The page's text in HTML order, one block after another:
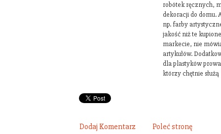
robótek ręcznych,
dekoracji do domu.
np. farby
jakość niż te
markecie, nie
artykułów.
dla plastyków
którzy chętnie
Dodaj Komentarz Poleć stronę